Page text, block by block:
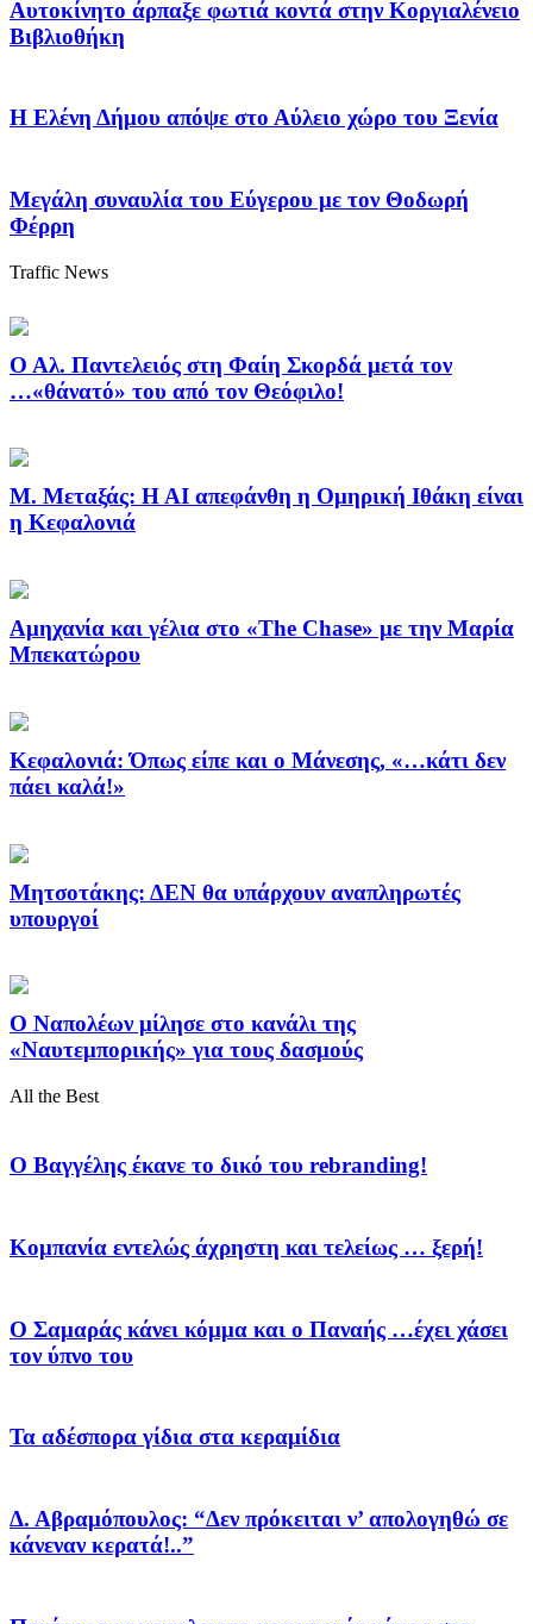
Αυτοκίνητο άρπαξε φωτιά κοντά στην Κοργιαλένειο
Βιβλιοθήκη
Η Ελένη Δήμου απόψε στο Αύλειο χώρο του Ξενία
Μεγάλη συναυλία του Εύγερου με τον Θοδωρή
Φέρρη
Traffic News
Ο Αλ. Παντελειός στη Φαίη Σκορδά μετά τον
…«θάνατό» του από τον Θεόφιλο!
Μ. Μεταξάς: Η ΑI απεφάνθη η Ομηρική Ιθάκη είναι
η Κεφαλονιά
Αμηχανία και γέλια στο «The Chase» με την Μαρία
Μπεκατώρου
Κεφαλονιά: Όπως είπε και ο Μάνεσης, «…κάτι δεν
πάει καλά!»
Μητσοτάκης: ΔΕΝ θα υπάρχουν αναπληρωτές
υπουργοί
Ο Ναπολέων μίλησε στο κανάλι της
«Ναυτεμπορικής» για τους δασμούς
All the Best
Ο Βαγγέλης έκανε το δικό του rebranding!
Κομπανία εντελώς άχρηστη και τελείως … ξερή!
Ο Σαμαράς κάνει κόμμα και ο Παναής …έχει χάσει
τον ύπνο του
Τα αδέσπορα γίδια στα κεραμίδια
Δ. Αβραμόπουλος: “Δεν πρόκειται ν’ απολογηθώ σε
κάνεναν κερατά!..”